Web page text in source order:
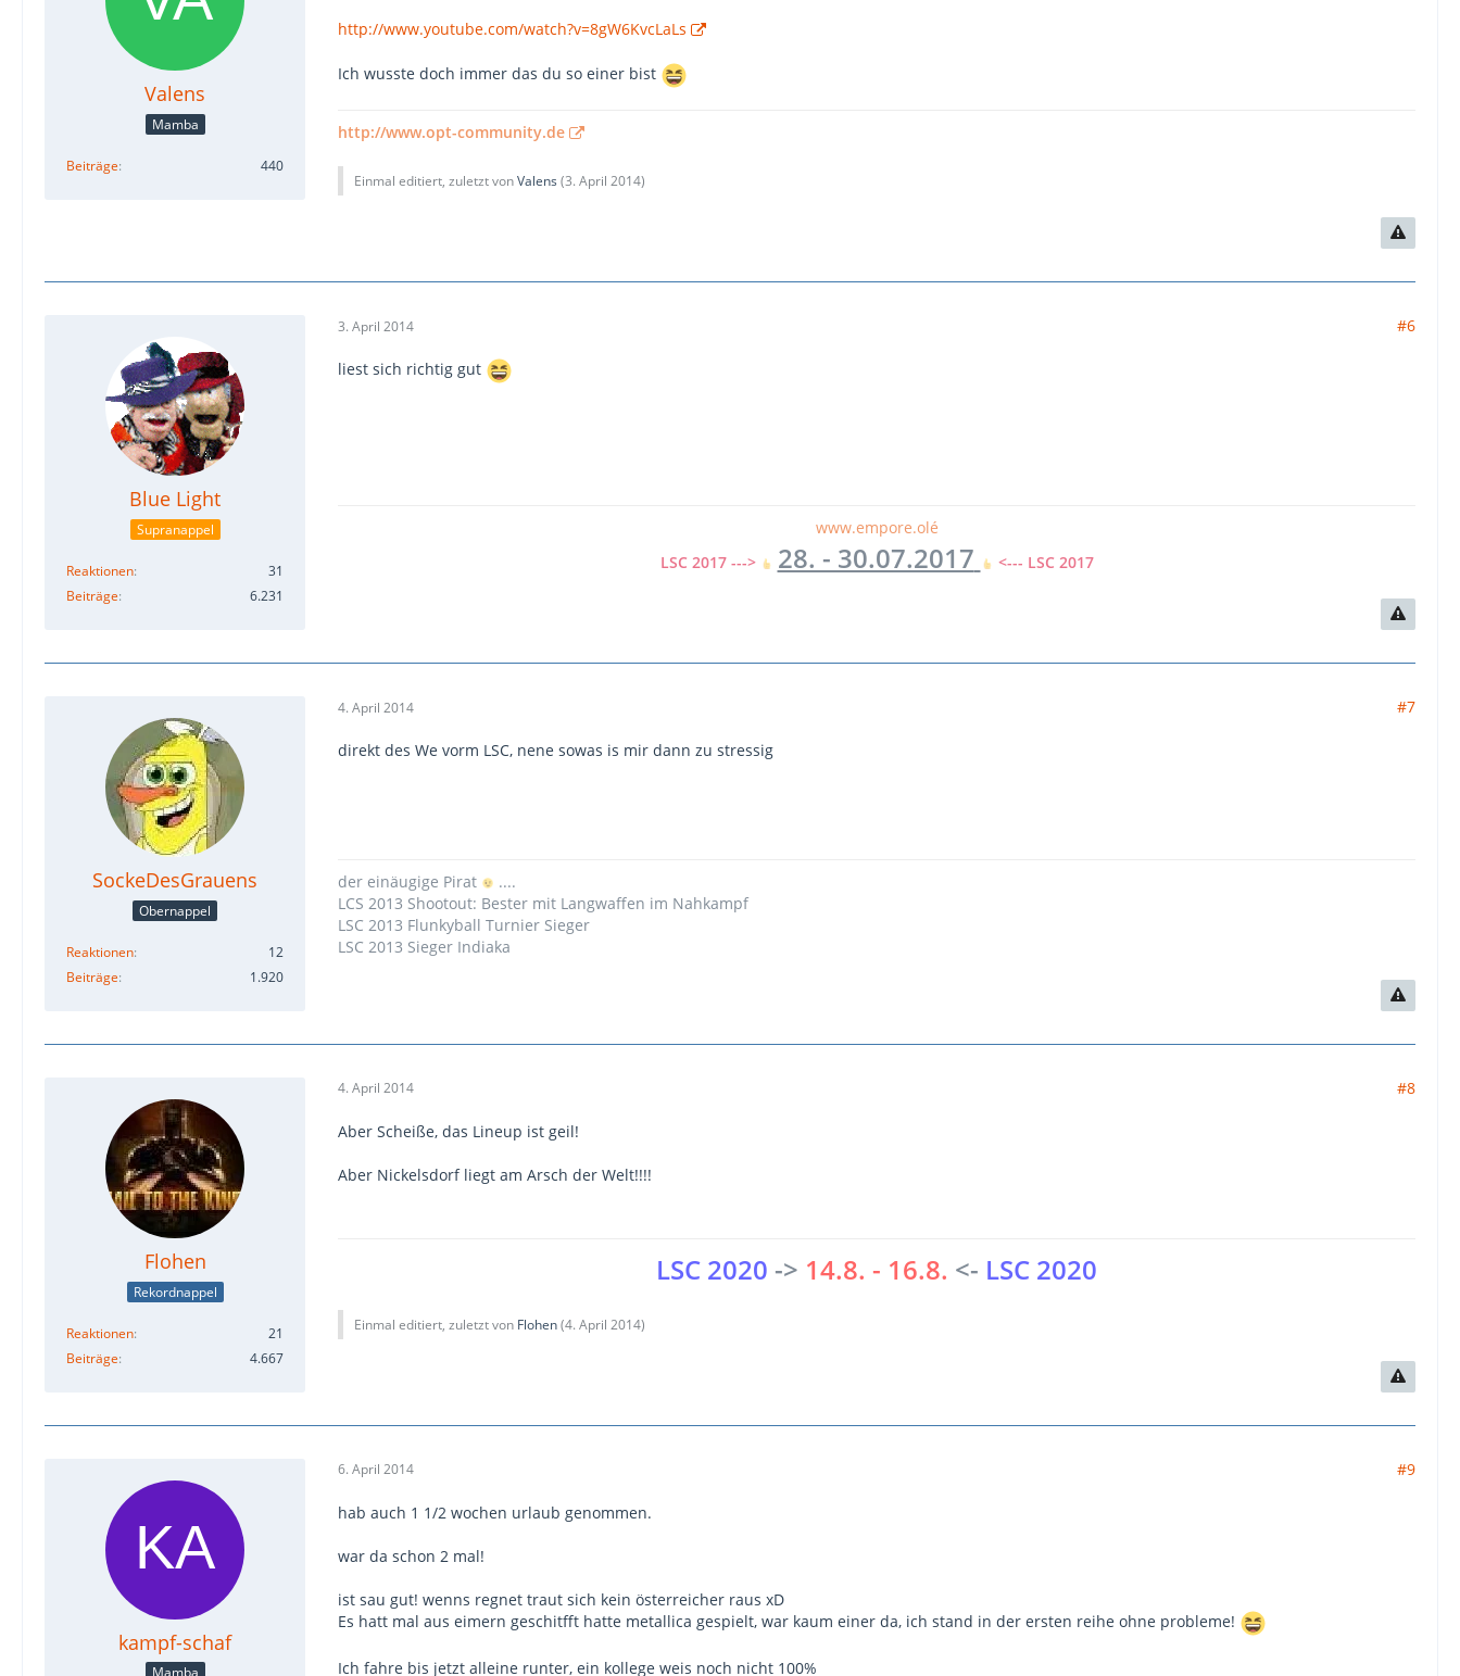
Valens
Mamba
Beiträge 440
http://www.youtube.com/watch?v=8gW6KvcLaLs
Ich wusste doch immer das du so einer bist
http://www.opt-community.de
Einmal editiert, zuletzt vonValens (3. April 2014)
Blue Light
Supranappel
Reaktionen
31
Beiträge
6.231
3. April 2014 #6
liest sich richtig gut
www.empore.olé
LSC 2017 --->
28. - 30.07.2017 <--- LSC 2017
SockeDesGrauens
Obernappel
Reaktionen
12
Beiträge
1.920
4. April 2014 #7
direkt des We vorm LSC, nene sowas is mir dann zu stressig
der einäugige Pirat
....
LCS 2013 Shootout: Bester mit Langwaffen im Nahkampf
LSC 2013 Flunkyball Turnier Sieger
LSC 2013 Sieger Indiaka
Flohen
Rekordnappel
Reaktionen
21
Beiträge
4.667
4. April 2014 #8
Aber Scheiße, das Lineup ist geil!
Aber Nickelsdorf liegt am Arsch der Welt!!!!
LSC 2020 -> 14.8. - 16.8. <- LSC 2020
Einmal editiert, zuletzt von Flohen(4. April 2014)
kampf-schaf
6. April 2014 #9
hab auch 1 1/2 wochen urlaub genommen.
war da schon 2 mal!
ist sau gut! wenns regnet traut sich kein österreicher raus xD
Es hatt mal aus eimern geschitfft hatte metallica gespielt, war kaum einer da, ich stand in der ersten reihe ohne probleme!
Ich fahre bis jetzt alleine runter, ein kollege weis noch nicht 100%